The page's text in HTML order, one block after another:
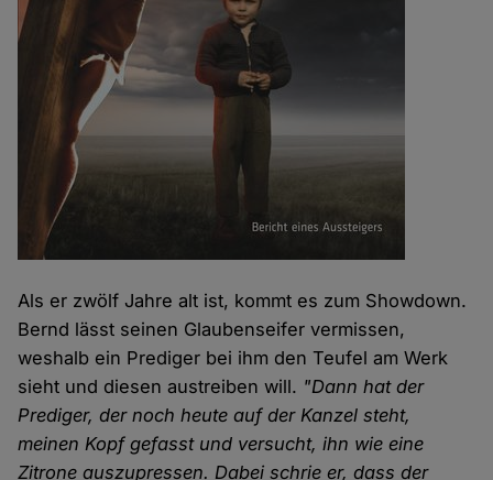
Als er zwölf Jahre alt ist, kommt es zum Showdown.
Bernd lässt seinen Glaubenseifer vermissen,
weshalb ein Prediger bei ihm den Teufel am Werk
sieht und diesen austreiben will. "Dann hat der
Prediger, der noch heute auf der Kanzel steht,
meinen Kopf gefasst und versucht, ihn wie eine
Zitrone auszupressen. Dabei schrie er, dass der